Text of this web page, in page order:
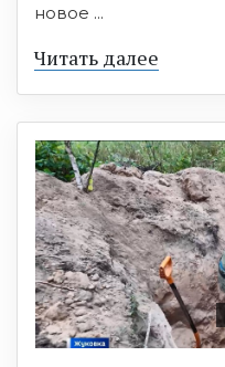
новое ...
Читать далее